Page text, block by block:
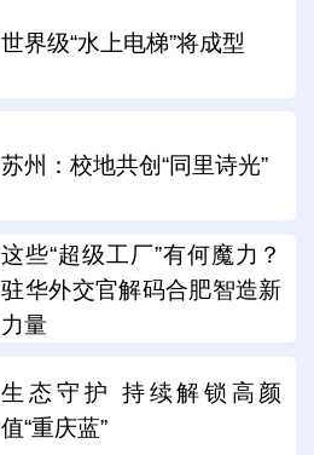
世界级“水上电梯”将成型
苏州：校地共创“同里诗光”
这些“超级工厂”有何魔力？
驻华外交官解码合肥智造新
力量
生态守护 持续解锁高颜
值“重庆蓝”